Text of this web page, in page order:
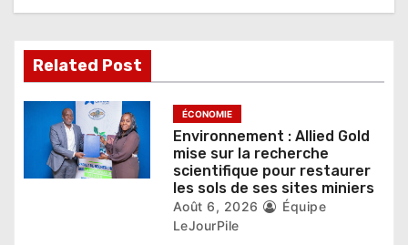
d
e
l
Related Post
ÉCONOMIE
Environnement : Allied Gold
mise sur la recherche
scientifique pour restaurer
les sols de ses sites miniers
Août 6, 2026
Équipe
LeJourPile